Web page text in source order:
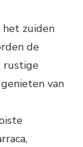
het zuiden
de
rustige
van